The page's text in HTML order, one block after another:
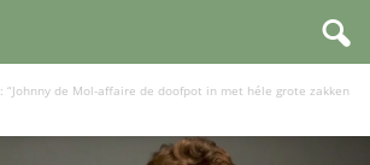
“Johnny de Mol-affaire de doofpot in met héle grote zakken